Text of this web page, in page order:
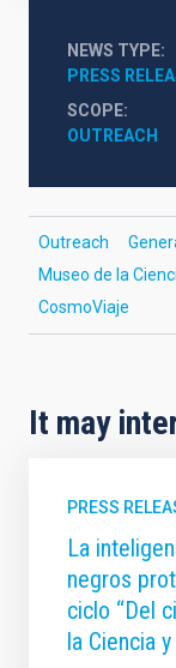
NEWS TYPE
PRESS
SCOPE
OUTREACH
Outreach
Museo de la
CosmoViaje
It may
PRESS
La
negros
ciclo “Del
la Ciencia